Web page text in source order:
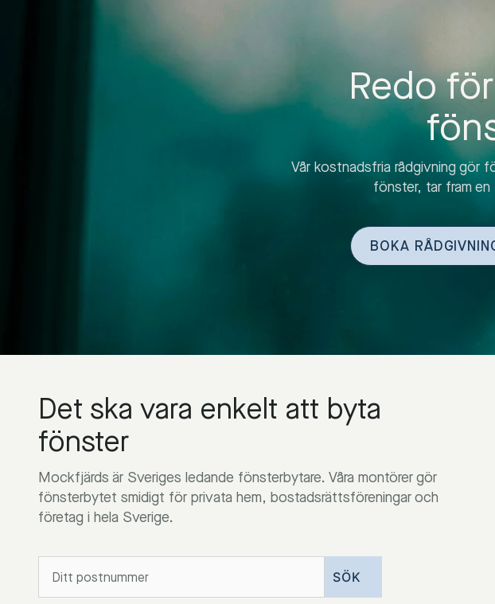
Redo
Vår kostnadsfria rådgivning gör
fönster, tar fram
BOKA
Det ska vara enkelt att byta
fönster
Mockfjärds är Sveriges ledande fönsterbytare. Våra montörer gör
fönsterbytet smidigt för privata hem, bostadsrättsföreningar och
företag i hela Sverige.